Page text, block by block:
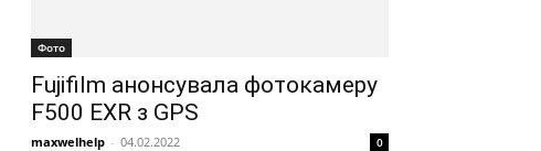
Фото
Fujifilm анонсувала фотокамеру
F500 EXR з GPS
maxwelhelp - 04.02.2022 0